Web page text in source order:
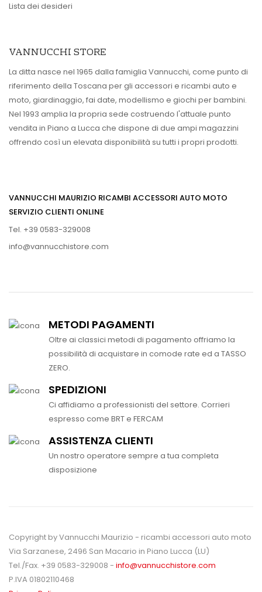
Lista dei desideri
VANNUCCHI STORE
La ditta nasce nel 1965 dalla famiglia Vannucchi, come punto di
riferimento della Toscana per gli accessori e ricambi auto e
moto, giardinaggio, fai date, modellismo e giochi per bambini.
Nel 1993 amplia la propria sede costruendo l'attuale punto
vendita in Piano a Lucca che dispone di due ampi magazzini
offrendo così un elevata disponibilità su tutti i propri prodotti.
VANNUCCHI MAURIZIO RICAMBI ACCESSORI AUTO MOTO
SERVIZIO CLIENTI ONLINE
Tel. +39 0583-329008
info@vannucchistore.com
METODI PAGAMENTI
Oltre ai classici metodi di pagamento offriamo la
possibilità di acquistare in comode rate ed a TASSO
ZERO.
SPEDIZIONI
Ci affidiamo a professionisti del settore. Corrieri
espresso come BRT e FERCAM
ASSISTENZA CLIENTI
Un nostro operatore sempre a tua completa
disposizione
Copyright by Vannucchi Maurizio - ricambi accessori auto moto
Via Sarzanese, 2496 San Macario in Piano Lucca (LU)
Tel./Fax. +39 0583-329008 - info@vannucchistore.com
P.IVA 01802110468